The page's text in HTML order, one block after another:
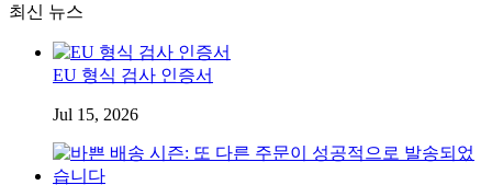
최신 뉴스
EU 형식 검사 인증서
Jul 15, 2026